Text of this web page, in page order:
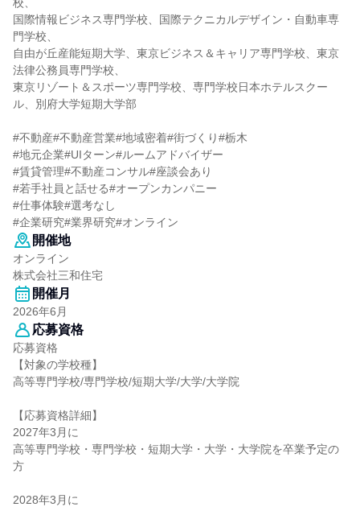
国際情報ビジネス専門学校、国際テクニカルデザイン・自動車専
門学校、
自由が丘産能短期大学、東京ビジネス＆キャリア専門学校、東京
法律公務員専門学校、
東京リゾート＆スポーツ専門学校、専門学校日本ホテルスクー
ル、別府大学短期大学部
#不動産#不動産営業#地域密着#街づくり#栃木
#地元企業#UIターン#ルームアドバイザー
#賃貸管理#不動産コンサル#座談会あり
#若手社員と話せる#オープンカンパニー
#仕事体験#選考なし
#企業研究#業界研究#オンライン
開催地
オンライン
株式会社三和住宅
開催月
2026年6月
応募資格
応募資格
【対象の学校種】
高等専門学校/専門学校/短期大学/大学/大学院
【応募資格詳細】
2027年3月に
高等専門学校・専門学校・短期大学・大学・大学院を卒業予定の
方
2028年3月に